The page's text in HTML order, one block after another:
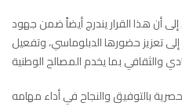
إلى أن هذا القرار يندرج أيضاً ضمن جهود
إلى تعزيز حضورها الدبلوماسي، وتفعيل
حصرية بالتوفيق والنجاح في أداء مهامه